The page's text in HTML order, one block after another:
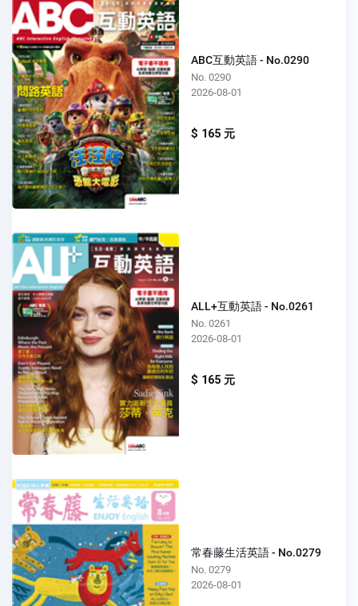
ABC互動英語 - No.0290
No. 0290
2026-08-01
$ 165 元
ALL+互動英語 - No.0261
No. 0261
2026-08-01
$ 165 元
常春藤生活英語 - No.0279
No. 0279
2026-08-01